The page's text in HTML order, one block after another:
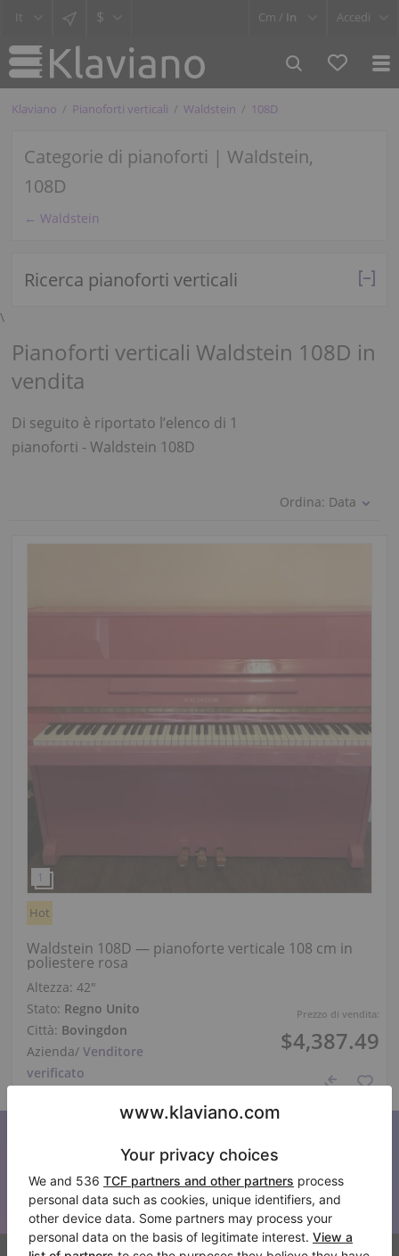
$ Cm / In Accedi
Klaviano Pianoforti verticali Waldstein 108D
Categorie di pianoforti | Waldstein,
108D
← Waldstein
Ricerca pianoforti verticali
\
Pianoforti verticali Waldstein 108D in
vendita
Di seguito è riportato l’elenco di 1
pianoforti - Waldstein 108D
Ordina: Data
Prezzo di vendita:
$4,387.49
Hot
Waldstein 108D — pianoforte verticale 108 cm in
poliestere rosa
Altezza: 42″
Stato: Regno Unito
Città: Bovingdon
Azienda/ Venditore
verificato
Iscriviti alla nostra newsletter
Tenetevi aggiornati su tutte le novità di Klaviano